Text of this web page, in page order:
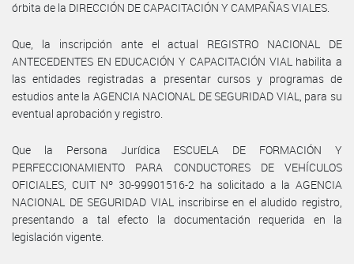
órbita de la DIRECCIÓN DE CAPACITACIÓN Y CAMPAÑAS VIALES.
Que, la inscripción ante el actual REGISTRO NACIONAL DE
ANTECEDENTES EN EDUCACIÓN Y CAPACITACIÓN VIAL habilita a
las entidades registradas a presentar cursos y programas de
estudios ante la AGENCIA NACIONAL DE SEGURIDAD VIAL, para su
eventual aprobación y registro.
Que la Persona Jurídica ESCUELA DE FORMACIÓN Y
PERFECCIONAMIENTO PARA CONDUCTORES DE VEHÍCULOS
OFICIALES, CUIT Nº 30-99901516-2 ha solicitado a la AGENCIA
NACIONAL DE SEGURIDAD VIAL inscribirse en el aludido registro,
presentando a tal efecto la documentación requerida en la
legislación vigente.